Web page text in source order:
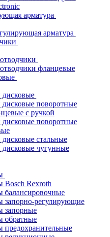
арматура
арматура
фланцевые
дисковые
дисковые поворотные
с ручкой
дисковые поворотные
дисковые стальные
дисковые чугунные
Bosch Rexroth
балансировочные
запорно-регулирующие
запорные
обратные
предохранительные